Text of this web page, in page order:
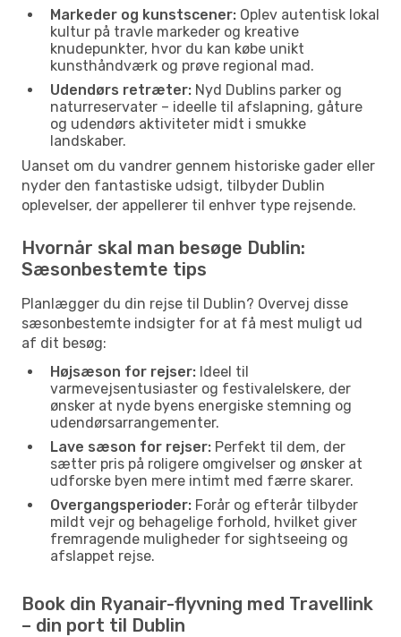
Markeder og kunstscener: Oplev autentisk lokal
kultur på travle markeder og kreative
knudepunkter, hvor du kan købe unikt
kunsthåndværk og prøve regional mad.
Udendørs retræter: Nyd Dublins parker og
naturreservater – ideelle til afslapning, gåture
og udendørs aktiviteter midt i smukke
landskaber.
Uanset om du vandrer gennem historiske gader eller
nyder den fantastiske udsigt, tilbyder Dublin
oplevelser, der appellerer til enhver type rejsende.
Hvornår skal man besøge Dublin:
Sæsonbestemte tips
Planlægger du din rejse til Dublin? Overvej disse
sæsonbestemte indsigter for at få mest muligt ud
af dit besøg:
Højsæson for rejser: Ideel til
varmevejsentusiaster og festivalelskere, der
ønsker at nyde byens energiske stemning og
udendørsarrangementer.
Lave sæson for rejser: Perfekt til dem, der
sætter pris på roligere omgivelser og ønsker at
udforske byen mere intimt med færre skarer.
Overgangsperioder: Forår og efterår tilbyder
mildt vejr og behagelige forhold, hvilket giver
fremragende muligheder for sightseeing og
afslappet rejse.
Book din Ryanair-flyvning med Travellink
– din port til Dublin